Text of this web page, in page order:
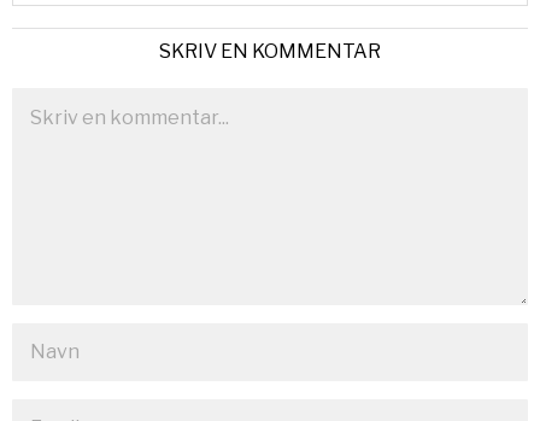
SKRIV EN KOMMENTAR